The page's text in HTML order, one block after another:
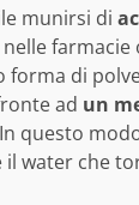
munirsi di
farmacie
di
ad un
questo
water che